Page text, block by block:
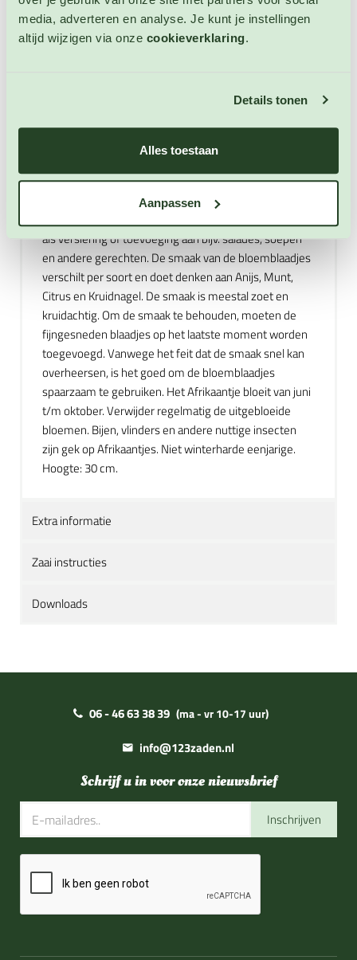
media, adverteren en analyse. Je kunt je instellingen
altijd wijzigen via onze cookieverklaring.
Details tonen
Alles toestaan
Aanpassen
Dominicaanse Republiek, Ecuador, El Salvador,
Grenada, Guatemala, Guyana, Haïti, Honduras, Jamaica,
Nicaragua, Mexico, Panama, Paraguay, Peru, Saint Kitts
Hier groeien zij elk voorjaar weer terug en zijn het dus
niet winterharde meerjarigen. Afrikaantjes bestaan uit
twee grote groepen: laagblijvende en hoge soorten.
nodig met voldoende beschutting en goed
waterdoorlatende grond. De bloemblaadjes van
als versiering of toevoeging aan bijv. salades, soepen
en andere gerechten. De smaak van de bloemblaadjes
verschilt per soort en doet denken aan Anijs, Munt,
Citrus en Kruidnagel. De smaak is meestal zoet en
kruidachtig. Om de smaak te behouden, moeten de
fijngesneden blaadjes op het laatste moment worden
toegevoegd. Vanwege het feit dat de smaak snel kan
overheersen, is het goed om de bloemblaadjes
spaarzaam te gebruiken. Het Afrikaantje bloeit van juni
t/m oktober. Verwijder regelmatig de uitgebloeide
bloemen. Bijen, vlinders en andere nuttige insecten
zijn gek op Afrikaantjes. Niet winterharde eenjarige.
Hoogte: 30 cm.
Extra informatie
Zaai instructies
Downloads
06 - 46 63 38 39 (ma - vr 10-17 uur)
info@123zaden.nl
Schrijf u in voor onze nieuwsbrief
Inschrijven